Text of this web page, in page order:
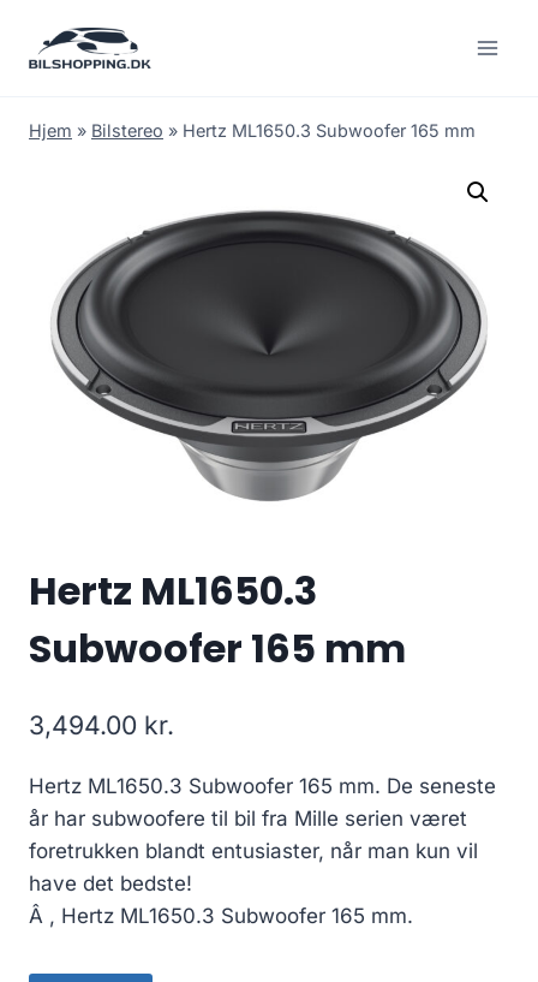
Hjem » Bilstereo » Hertz ML1650.3 Subwoofer 165 mm
Hertz ML1650.3
Subwoofer 165 mm
3,494.00 kr.
Hertz ML1650.3 Subwoofer 165 mm. De seneste
år har subwoofere til bil fra Mille serien været
foretrukken blandt entusiaster, når man kun vil
have det bedste!
Â , Hertz ML1650.3 Subwoofer 165 mm.